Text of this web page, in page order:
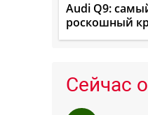
Audi Q9:
роскошный
Сейчас